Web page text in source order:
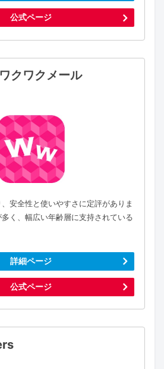
公式ページ
クワクメール
安全性と使いやすさに定評がありま
く、幅広い年齢層に支持されている
詳細ページ
公式ページ